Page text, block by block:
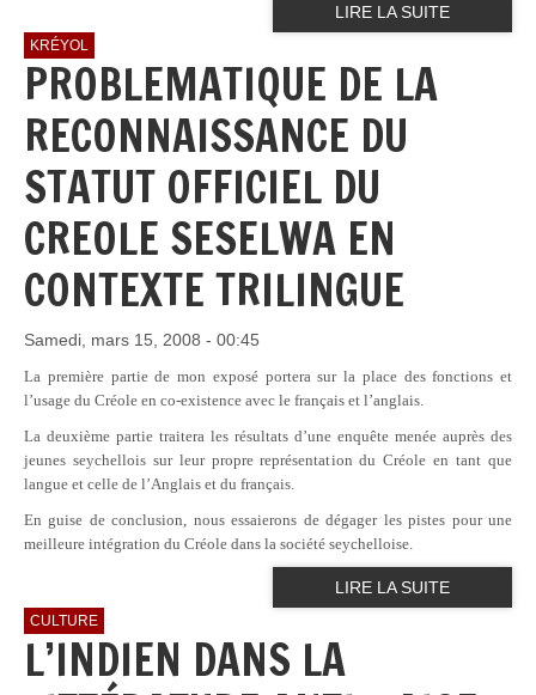
LIRE LA SUITE
KRÉYOL
PROBLEMATIQUE DE LA
RECONNAISSANCE DU
STATUT OFFICIEL DU
CREOLE SESELWA EN
CONTEXTE TRILINGUE
Samedi, mars 15, 2008 - 00:45
La première partie de mon exposé portera sur la place des fonctions et
l’usage du Créole en co-existence avec le français et l’anglais.
La deuxième partie traitera les résultats d’une enquête menée auprès des
jeunes seychellois sur leur propre représentation du Créole en tant que
langue et celle de l’Anglais et du français.
En guise de conclusion, nous essaierons de dégager les pistes pour une
meilleure intégration du Créole dans la société seychelloise.
LIRE LA SUITE
CULTURE
L’INDIEN DANS LA